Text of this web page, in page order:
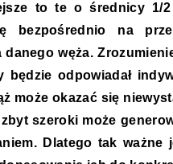
to te o średnicy 1/
bezpośrednio na
danego węża.
będzie odpowiadał
może okazać się
szeroki może
Dlatego tak ważne